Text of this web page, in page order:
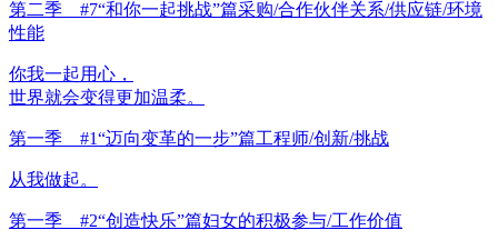
第二季 #7“和你一起挑战”篇采购/合作伙伴关系/供应链/环境
性能
你我一起用心，
世界就会变得更加温柔。
第一季 #1“迈向变革的一步”篇工程师/创新/挑战
从我做起。
第一季 #2“创造快乐”篇妇女的积极参与/工作价值